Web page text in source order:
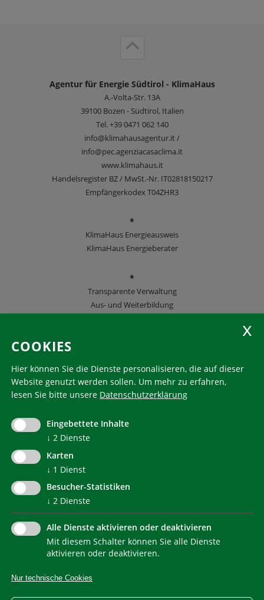
Agentur für Energie Südtirol - KlimaHaus
A.-Volta-Str. 13A
39100 Bozen - Südtirol, Italien
Tel.+39 0471 062 140
info@klimahausagentur.it /
info@pec.agenziacasaclima.it
www.klimahaus.it
Handelsregister BZ / MwSt.-Nr. IT02818150217
Empfängerkodex T04ZHR3
*
KlimaHaus Energieausweis
KlimaHaus Energieberater
*
Transparente Verwaltung
Aus- und Weiterbildung
KlimaHaus ist eine eingetragene Marke. Die Nutzung muss
communication@klimahausagentur.it
© 2022 Agentur für Energie Südtirol - KlimaHaus
NEWSLETTER
IMPRESSUM PRIVACY
WEB STATISTIKEN
ERKLÄRUNG BARRIEREFREIHEIT
COOKIES
Hier können Sie die Dienste personalisieren, die auf dieser
Website genutzt werden sollen. Um mehr zu erfahren,
lesen Sie bitte unsere Datenschutzerklärung
Eingebettete Inhalte
↓ 2 Dienste
Karten
↓ 1 Dienst
Besucher-Statistiken
↓ 2 Dienste
Alle Dienste aktivieren oder deaktivieren
Mit diesem Schalter können Sie alle Dienste
aktivieren oder deaktivieren.
Nur technische Cookies